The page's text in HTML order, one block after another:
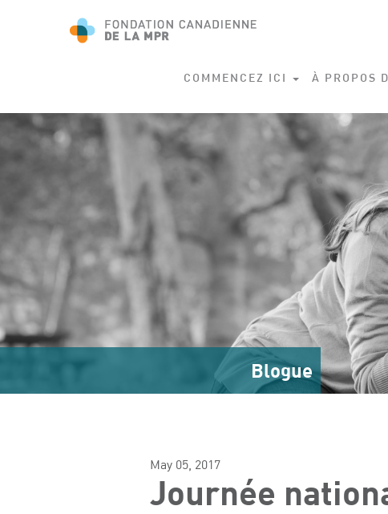
COMMENCEZ ICI À PROPOS
Blogue
May 05, 2017
Journée